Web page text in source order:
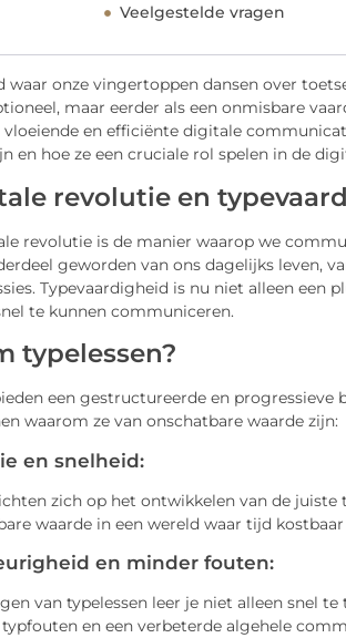
Veelgestelde vragen
waar onze vingertoppen dansen over
maar eerder als een onmisbare
vloeiende en efficiënte digitale
en hoe ze een cruciale rol spelen in de
revolutie en
revolutie is de manier waarop we
geworden van ons dagelijks leven,
Typevaardigheid is nu niet alleen een
te kunnen communiceren.
typelessen?
een gestructureerde en progressieve
waarom ze van onschatbare waarde zijn:
en snelheid:
zich op het ontwikkelen van de
waarde in een wereld waar tijd kostbaar
en minder fouten:
van typelessen leer je niet alleen snel
en een verbeterde algehele